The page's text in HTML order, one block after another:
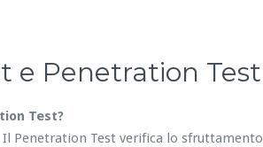
e Penetration Test
Test?
Penetration Test verifica lo sfruttamento